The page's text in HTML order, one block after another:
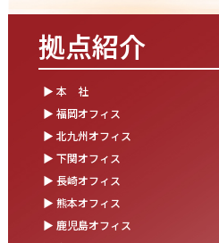
湯布院保養所をリノベーションし、
の「心と体のリフレッシュ拠点」に
松山オフィス 事務所移転のお知らせ
2025.08.05
業務効率が劇的に進化！商品ビリン
拠点紹介
▶ 本 社
▶ 福岡オフィス
▶ 北九州オフィス
▶ 下関オフィス
▶ 長崎オフィス
▶ 熊本オフィス
▶ 鹿児島オフィス